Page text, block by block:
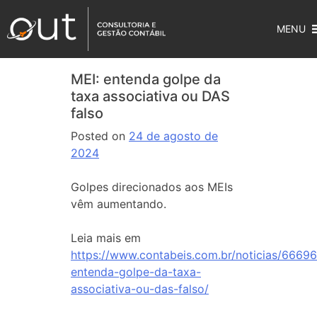
MENU
MEI: entenda golpe da
taxa associativa ou DAS
falso
Posted on 24 de agosto de
2024
Golpes direcionados aos MEIs
vêm aumentando.
Leia mais em
https://www.contabeis.com.br/noticias/
entenda-golpe-da-taxa-
associativa-ou-das-falso/